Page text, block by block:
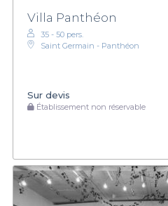
Villa Panthéon
35 - 50 pers.
Saint Germain - Panthéon
Sur devis
Établissement non réservable